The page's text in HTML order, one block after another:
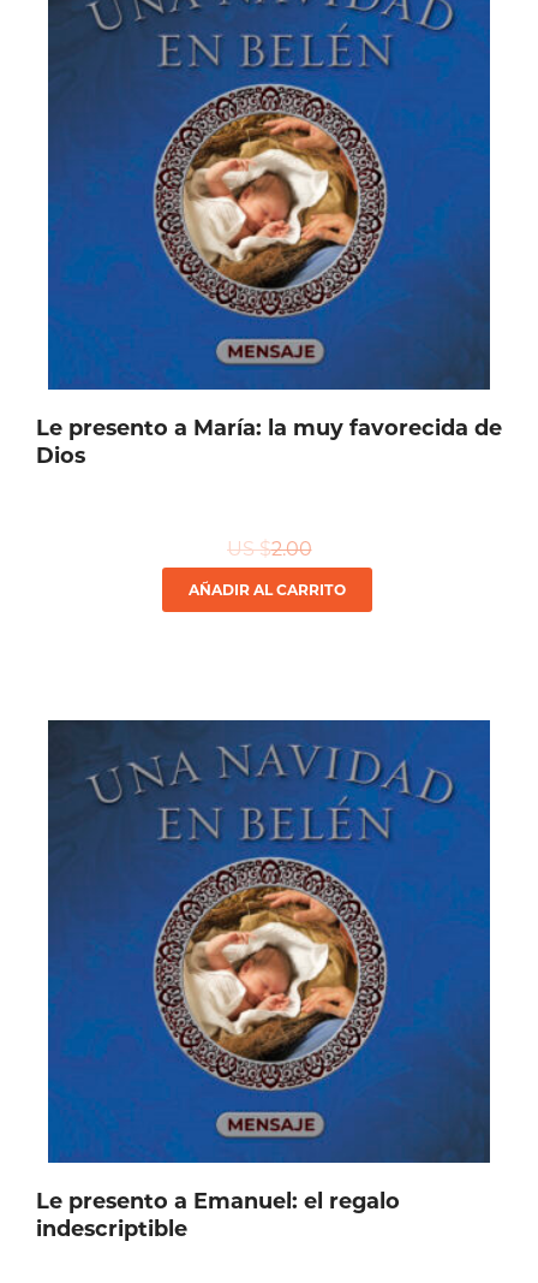
Le presento a María: la muy favorecida de
Dios
US $2.00
AÑADIR AL CARRITO
Le presento a Emanuel: el regalo
indescriptible